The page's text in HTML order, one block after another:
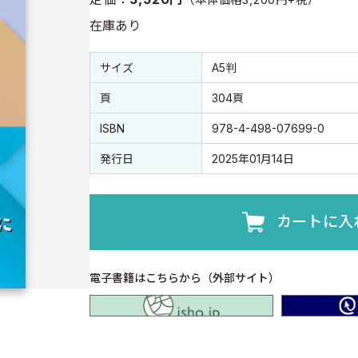
在庫あり
書誌情報
書誌情報
サイズ A5判
頁 304頁
ISBN 978-4-498-07699-0
発行日 2025年01月14日
カートに入
電子書籍はこちらから（外部サイト）